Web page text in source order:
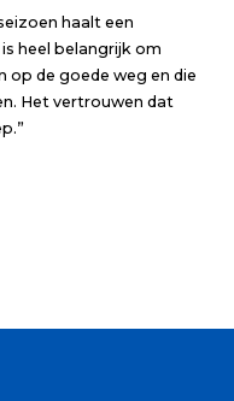
haalt een
heel belangrijk om
op de goede weg en die
Het vertrouwen dat